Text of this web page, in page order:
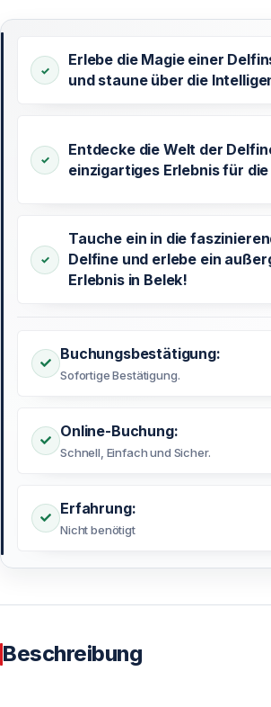
Erlebe die Magie einer
und staune über die
Entdecke die Welt der
einzigartiges Erlebnis für die
Tauche ein in die
Delfine und erlebe ein
Erlebnis in Belek!
Buchungsbestätigung:
Sofortige Bestätigung.
Online-Buchung:
Schnell, Einfach und Sicher.
Erfahrung:
Nicht benötigt
Beschreibung